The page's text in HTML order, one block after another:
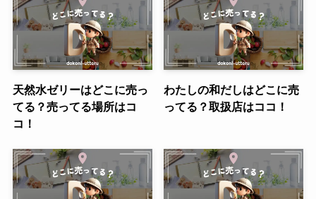
天然水ゼリーはどこに売っ
てる？売ってる場所はコ
コ！
わたしの和だしはどこに売
ってる？取扱店はココ！